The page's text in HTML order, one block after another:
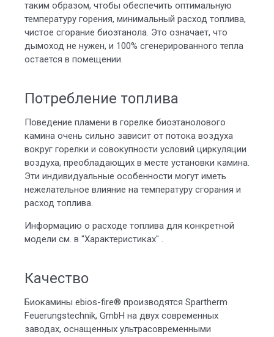
таким образом, чтобы обеспечить оптимальную
температуру горения, минимальный расход топлива,
чистое сгорание биоэтанола. Это означает, что
дымоход не нужен, и 100% сгенерированного тепла
остается в помещении.
Потребление топлива
Поведение пламени в горелке биоэтанолового
камина очень сильно зависит от потока воздуха
вокруг горелки и совокупности условий циркуляции
воздуха, преобладающих в месте установки камина.
Эти индивидуальные особенности могут иметь
нежелательное влияние на температуру сгорания и
расход топлива.
Информацию о расходе топлива для конкретной
модели см. в "Характеристиках" .
Качество
Биокамины ebios-fire® производятся Spartherm
Feuerungstechnik, GmbH на двух современных
заводах, оснащенных ультрасовременными